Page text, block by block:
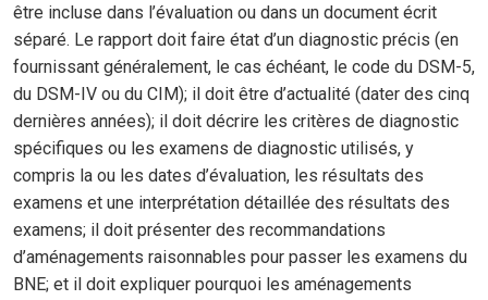
être incluse dans l’évaluation ou dans un document écrit
séparé. Le rapport doit faire état d’un diagnostic précis (en
fournissant généralement, le cas échéant, le code du DSM-5,
du DSM-IV ou du CIM); il doit être d’actualité (dater des cinq
dernières années); il doit décrire les critères de diagnostic
spécifiques ou les examens de diagnostic utilisés, y
compris la ou les dates d’évaluation, les résultats des
examens et une interprétation détaillée des résultats des
examens; il doit présenter des recommandations
d’aménagements raisonnables pour passer les examens du
BNE; et il doit expliquer pourquoi les aménagements